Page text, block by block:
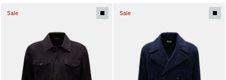
Sale Sale